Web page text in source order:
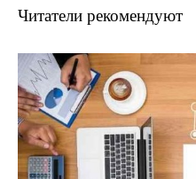
Читатели рекомендуют